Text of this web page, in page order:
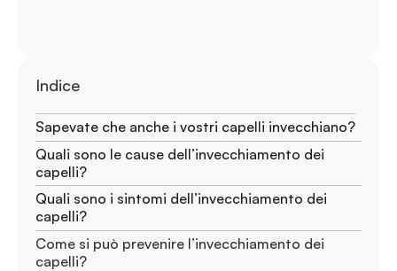
Indice
Sapevate che anche i vostri capelli invecchiano?
Quali sono le cause dell’invecchiamento dei
capelli?
Quali sono i sintomi dell’invecchiamento dei
capelli?
Come si può prevenire l’invecchiamento dei
capelli?